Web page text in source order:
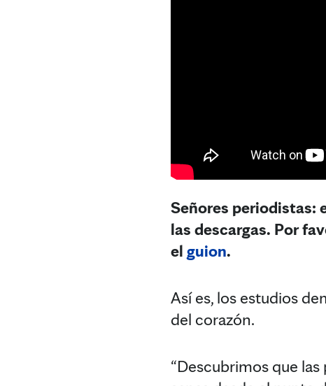
Señores periodistas:
las descargas. Por
el guion.
Así es, los estudios
del corazón.
“Descubrimos que